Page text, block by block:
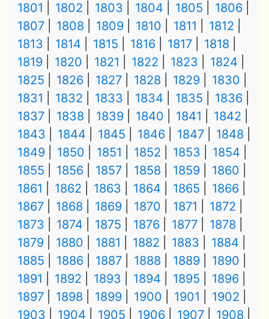
1801
1802 1803 1804 1805
1806
1807
1808 1809 1810 1811
1812
1813
1814 1815 1816 1817
1818
1819
1820 1821 1822 1823
1824
1825
1826 1827 1828 1829
1830
1831
1832 1833 1834 1835
1836
1837
1838 1839 1840 1841
1842
1843
1844 1845 1846 1847
1848
1849
1850 1851 1852 1853
1854
1855
1856 1857 1858 1859
1860
1861
1862 1863 1864 1865
1866
1867
1868 1869 1870 1871
1872
1873
1874 1875 1876 1877
1878
1879
1880 1881 1882 1883
1884
1885
1886 1887 1888 1889
1890
1891
1892 1893 1894 1895
1896
1897
1898 1899 1900 1901
1902
1903
1904 1905 1906 1907
1908